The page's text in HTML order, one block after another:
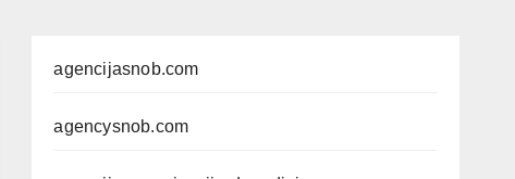
agencijasnob.com
agencysnob.com